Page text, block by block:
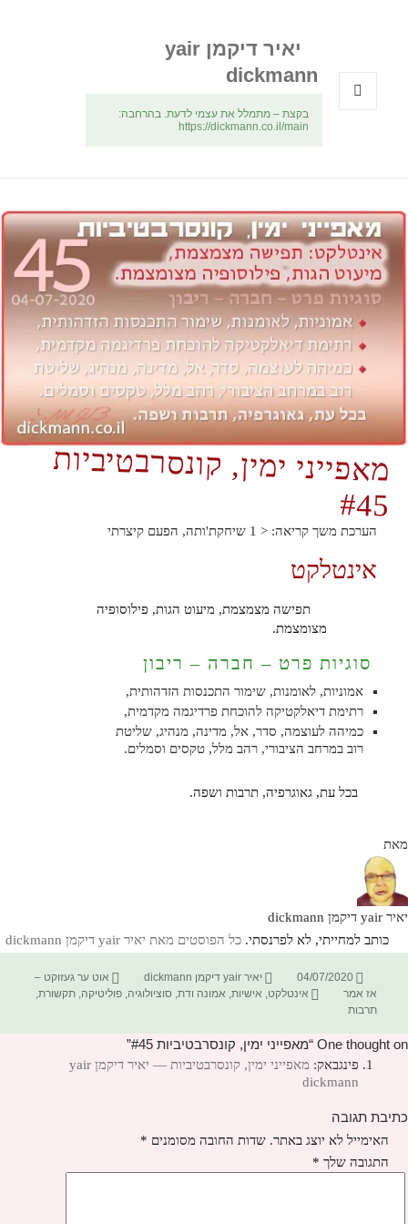
יאיר דיקמן yair
dickmann
בקצת – מתמלל את עצמי לדעת. בהרחבה:
https://dickmann.co.il/main
מאפייני ימין, קונסרבטיביות
#45
הערכת משך קריאה: < 1 שיחקת'ותה, הפעם קיצרתי
אינטלקט
תפישה מצמצמת, מיעוט הגות, פילוסופיה
מצומצמת.
סוגיות פרט – חברה – ריבון
אמוניות, לאומנות, שימור התכנסות הזדהותית,
רתימת דיאלקטיקה להוכחת פרדיגמה מקדמית,
כמיהה לעוצמה, סדר, אל, מדינה, מנהיג, שליטת
רוב במרחב הציבורי, רהב מלל, טקסים וסמלים.
בכל עת, גאוגרפיה, תרבות ושפה.
מאת
יאיר yair דיקמן dickmann
כותב למחייתי, לא לפרנסתי. כל הפוסטים מאת יאיר yair דיקמן dickmann‏
פורסם
בתאריך
04/07/2020 מחבר
יאיר yair דיקמן dickmann קטגוריות
אוט ער געזוקט –
אז אמר
תגיות
אינטלקט אישיות אמונה ודת ,סוציולוגיה ,פוליטיקה ,תקשורת
תרבות
One thought on “מאפייני ימין, קונסרבטיביות #45”
פינגבאק:
מאפייני ימין, קונסרבטיביות — יאיר דיקמן yair
dickmann
כתיבת תגובה
האימייל לא יוצג באתר. שדות החובה מסומנים *
התגובה שלך *